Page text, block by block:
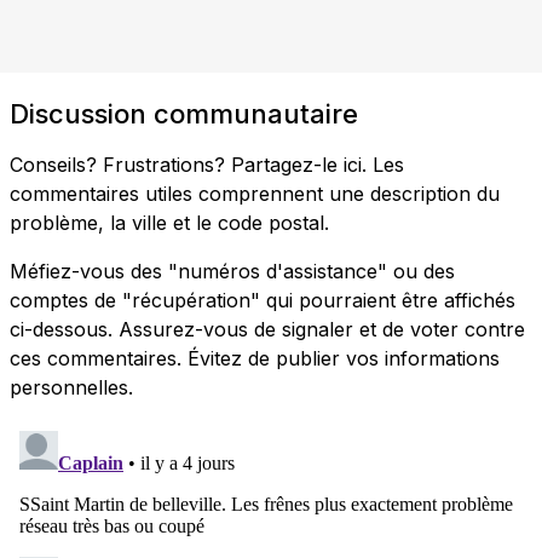
Discussion communautaire
Conseils? Frustrations? Partagez-le ici. Les
commentaires utiles comprennent une description du
problème, la ville et le code postal.
Méfiez-vous des "numéros d'assistance" ou des
comptes de "récupération" qui pourraient être affichés
ci-dessous. Assurez-vous de signaler et de voter contre
ces commentaires. Évitez de publier vos informations
personnelles.